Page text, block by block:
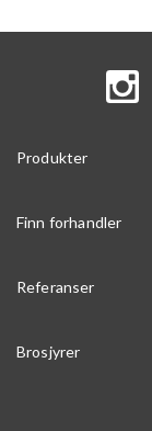
Produkter
Finn forhandler
Referanser
Brosjyrer